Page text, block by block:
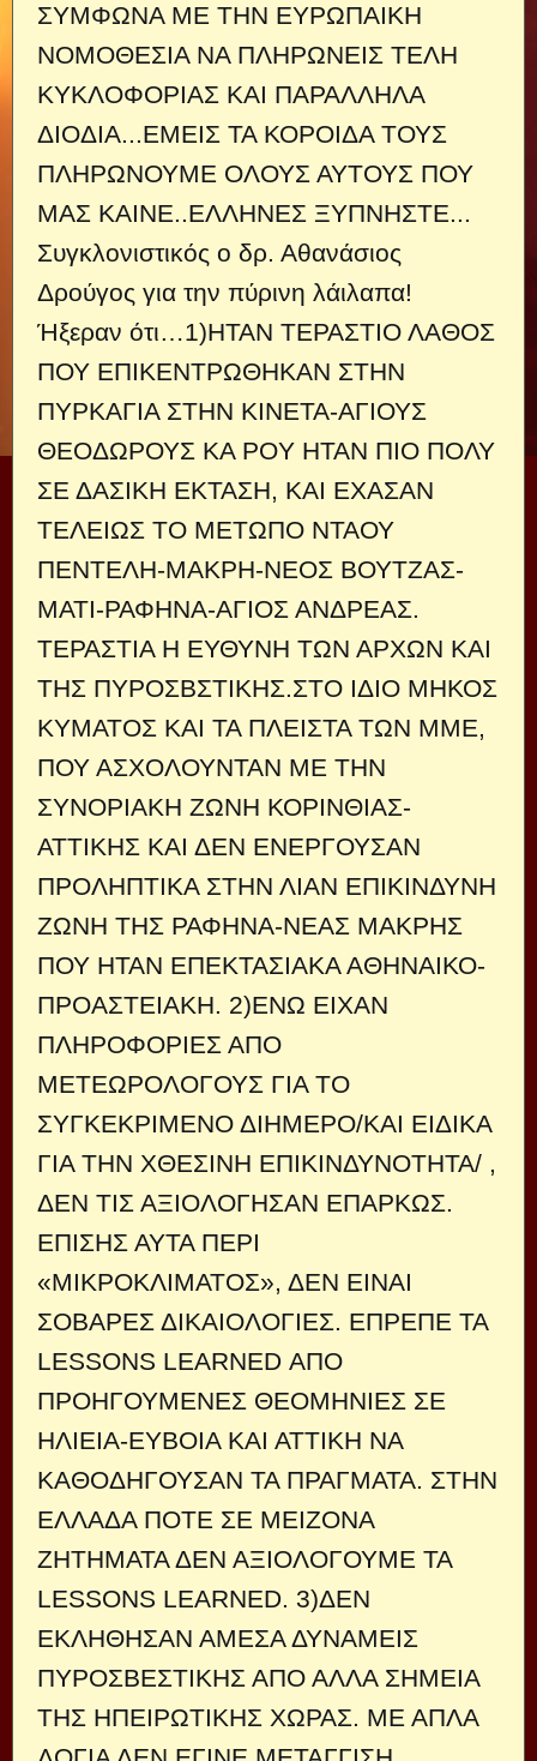
ΣΥΜΦΩΝΑ ΜΕ ΤΗΝ ΕΥΡΩΠΑΙΚΗ
ΝΟΜΟΘΕΣΙΑ ΝΑ ΠΛΗΡΩΝΕΙΣ ΤΕΛΗ
ΚΥΚΛΟΦΟΡΙΑΣ ΚΑΙ ΠΑΡΑΛΛΗΛΑ
ΔΙΟΔΙΑ...ΕΜΕΙΣ ΤΑ ΚΟΡΟΙΔΑ ΤΟΥΣ
ΠΛΗΡΩΝΟΥΜΕ ΟΛΟΥΣ ΑΥΤΟΥΣ ΠΟΥ
ΜΑΣ ΚΑΙΝΕ..ΕΛΛΗΝΕΣ ΞΥΠΝΗΣΤΕ...
Συγκλονιστικός ο δρ. Αθανάσιος
Δρούγος για την πύρινη λάιλαπα!
Ήξεραν ότι…1)ΗΤΑΝ ΤΕΡΑΣΤΙΟ ΛΑΘΟΣ
ΠΟΥ ΕΠΙΚΕΝΤΡΩΘΗΚΑΝ ΣΤΗΝ
ΠΥΡΚΑΓΙΑ ΣΤΗΝ ΚΙΝΕΤΑ-ΑΓΙΟΥΣ
ΘΕΟΔΩΡΟΥΣ ΚΑ POY HTAN ΠΙΟ ΠΟΛΥ
ΣΕ ΔΑΣΙΚΗ ΕΚΤΑΣΗ, ΚΑΙ ΕΧΑΣΑΝ
ΤΕΛΕΙΩΣ ΤΟ ΜΕΤΩΠΟ ΝΤΑΟΥ
ΠΕΝΤΕΛΗ-ΜΑΚΡΗ-ΝΕΟΣ ΒΟΥΤΖΑΣ-
ΜΑΤΙ-ΡΑΦΗΝΑ-ΑΓΙΟΣ ΑΝΔΡΕΑΣ.
ΤΕΡΑΣΤΙΑ Η ΕΥΘΥΝΗ ΤΩΝ ΑΡΧΩΝ ΚΑΙ
ΤΗΣ ΠΥΡΟΣΒΣΤΙΚΗΣ.ΣΤΟ ΙΔΙΟ ΜΗΚΟΣ
ΚΥΜΑΤΟΣ ΚΑΙ ΤΑ ΠΛΕΙΣΤΑ ΤΩΝ ΜΜΕ,
ΠΟΥ ΑΣΧΟΛΟΥΝΤΑΝ ΜΕ ΤΗΝ
ΣΥΝΟΡΙΑΚΗ ΖΩΝΗ ΚΟΡΙΝΘΙΑΣ-
ΑΤΤΙΚΗΣ ΚΑΙ ΔΕΝ ΕΝΕΡΓΟΥΣΑΝ
ΠΡΟΛΗΠΤΙΚΑ ΣΤΗΝ ΛΙΑΝ ΕΠΙΚΙΝΔΥΝΗ
ΖΩΝΗ ΤΗΣ ΡΑΦΗΝΑ-ΝΕΑΣ ΜΑΚΡΗΣ
ΠΟΥ ΗΤΑΝ ΕΠΕΚΤΑΣΙΑΚΑ ΑΘΗΝΑΙΚΟ-
ΠΡΟΑΣΤΕΙΑΚΗ. 2)ΕΝΩ ΕΙΧΑΝ
ΠΛΗΡΟΦΟΡΙΕΣ ΑΠΟ
ΜΕΤΕΩΡΟΛΟΓΟΥΣ ΓΙΑ ΤΟ
ΣΥΓΚΕΚΡΙΜΕΝΟ ΔΙΗΜΕΡΟ/ΚΑΙ ΕΙΔΙΚΑ
ΓΙΑ ΤΗΝ ΧΘΕΣΙΝΗ ΕΠΙΚΙΝΔΥΝΟΤΗΤΑ/ ,
ΔΕΝ ΤΙΣ ΑΞΙΟΛΟΓΗΣΑΝ ΕΠΑΡΚΩΣ.
ΕΠΙΣΗΣ ΑΥΤΑ ΠΕΡΙ
«ΜΙΚΡΟΚΛΙΜΑΤΟΣ», ΔΕΝ ΕΙΝΑΙ
ΣΟΒΑΡΕΣ ΔΙΚΑΙΟΛΟΓΙΕΣ. ΕΠΡΕΠΕ ΤΑ
LESSONS LEARNED ΑΠΟ
ΠΡΟΗΓΟΥΜΕΝΕΣ ΘΕΟΜΗΝΙΕΣ ΣΕ
ΗΛΙΕΙΑ-ΕΥΒΟΙΑ ΚΑΙ ΑΤΤΙΚΗ ΝΑ
ΚΑΘΟΔΗΓΟΥΣΑΝ ΤΑ ΠΡΑΓΜΑΤΑ. ΣΤΗΝ
ΕΛΛΑΔΑ ΠΟΤΕ ΣΕ ΜΕΙΖΟΝΑ
ΖΗΤΗΜΑΤΑ ΔΕΝ ΑΞΙΟΛΟΓΟΥΜΕ ΤΑ
LESSONS LEARNED. 3)ΔΕΝ
ΕΚΛΗΘΗΣΑΝ ΑΜΕΣΑ ΔΥΝΑΜΕΙΣ
ΠΥΡΟΣΒΕΣΤΙΚΗΣ ΑΠΟ ΑΛΛΑ ΣΗΜΕΙΑ
ΤΗΣ ΗΠΕΙΡΩΤΙΚΗΣ ΧΩΡΑΣ. ΜΕ ΑΠΛΑ